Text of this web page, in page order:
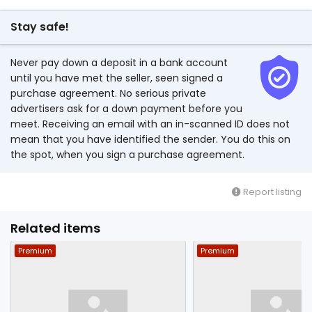
Stay safe!
Never pay down a deposit in a bank account
until you have met the seller, seen signed a
purchase agreement. No serious private
advertisers ask for a down payment before you
meet. Receiving an email with an in-scanned ID does not
mean that you have identified the sender. You do this on
the spot, when you sign a purchase agreement.
Report listing
Related items
Premium Premium